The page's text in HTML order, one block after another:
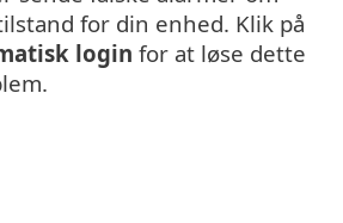
for din enhed. Klik på
login for at løse dette